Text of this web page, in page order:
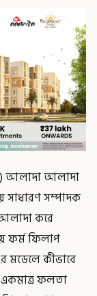
আলাদা আলাদা
সাধারণ সম্পাদক
করে
ফর্ম ফিলাপ
কীভাবে
ফলতা